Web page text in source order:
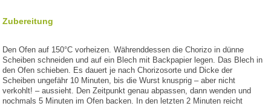
Zubereitung
Den Ofen auf 150°C vorheizen. Währenddessen die Chorizo in dünne
Scheiben schneiden und auf ein Blech mit Backpapier legen. Das Blech in
den Ofen schieben. Es dauert je nach Chorizosorte und Dicke der
Scheiben ungefähr 10 Minuten, bis die Wurst knusprig – aber nicht
verkohlt! – aussieht. Den Zeitpunkt genau abpassen, dann wenden und
nochmals 5 Minuten im Ofen backen. In den letzten 2 Minuten reicht